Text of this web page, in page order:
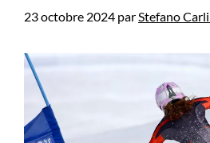
23 octobre 2024 par Stefano